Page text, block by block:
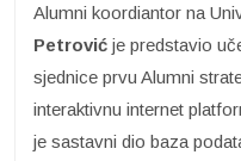
Alumni koordiantor na
Petrović je predstavio
sjednice prvu Alumni
interaktivnu internet
je sastavni dio baza